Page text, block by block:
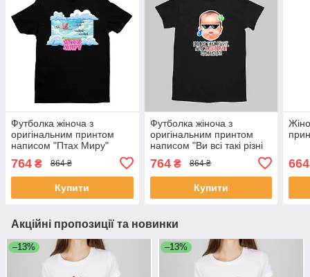
Футболка жіноча з
оригінальним принтом
написом "Птах Миру"
764 ₴ 864 ₴
Купити
Футболка жіноча з
оригінальним принтом
написом "Ви всі такі різні
але задовбали однаково"
Чорний Push IT
764₴ 864 ₴
Купити
664
Акційні пропозиції та новинки
–13% –13%